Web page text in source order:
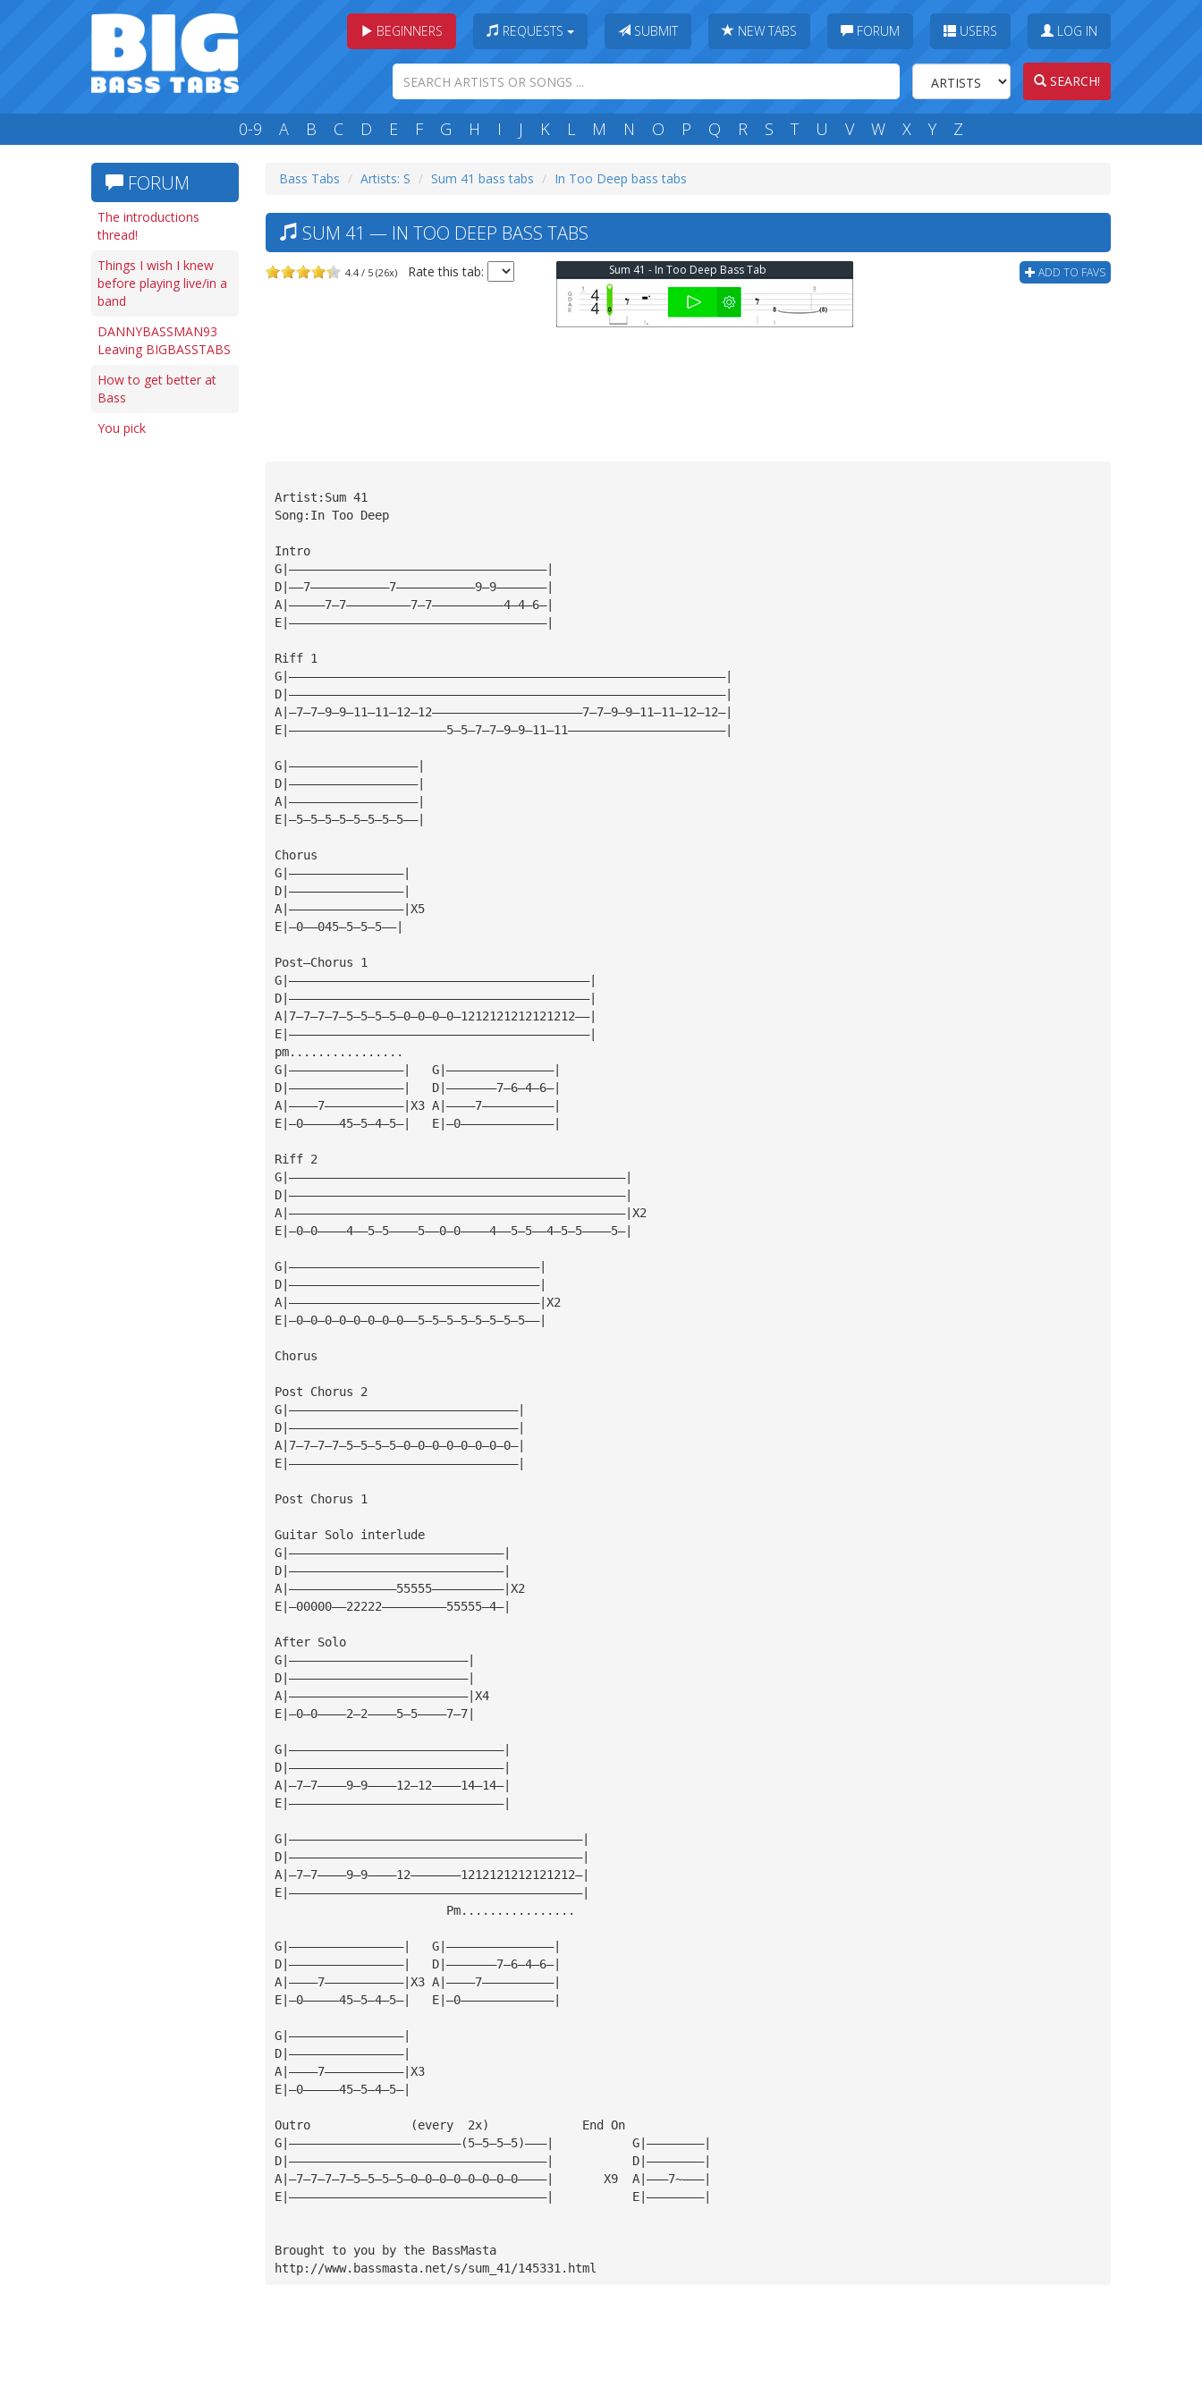
BEGINNERS REQUESTS SUBMIT NEW TABS FORUM USERS LOG IN
SEARCH!
0-9 A B C D E F G H I J K L M N O P Q R S T U V W X Y Z
FORUM
The introductions
thread!
Things I wish I knew
before playing live/in a
band
DANNYBASSMAN93
Leaving BIGBASSTABS
How to get better at
Bass
You pick
Bass Tabs Artists: S Sum 41 bass tabs In Too Deep bass tabs
SUM 41 — IN TOO DEEP BASS TABS
4.4 / 5 (26x) Rate this tab: ADD TO FAVS
Sum 41 - In Too Deep Bass Tab
Artist:Sum 41
Song:In Too Deep
Intro
G|————————————————————————————————————|
D|——7———————————7———————————9—9———————|
A|—————7—7—————————7—7——————————4—4—6—|
E|————————————————————————————————————|
Riff 1
G|—————————————————————————————————————————————————————————————|
D|—————————————————————————————————————————————————————————————|
A|—7—7—9—9—11—11—12—12—————————————————————7—7—9—9—11—11—12—12—|
E|——————————————————————5—5—7—7—9—9—11—11——————————————————————|
G|——————————————————|
D|——————————————————|
A|——————————————————|
E|—5—5—5—5—5—5—5—5——|
Chorus
G|————————————————|
D|————————————————|
A|————————————————|X5
E|—0——045—5—5—5——|
Post—Chorus 1
G|——————————————————————————————————————————|
D|——————————————————————————————————————————|
A|7—7—7—7—5—5—5—5—0—0—0—0—1212121212121212——|
E|——————————————————————————————————————————|
pm................
G|————————————————|   G|———————————————|
D|————————————————|   D|———————7—6—4—6—|
A|————7———————————|X3 A|————7——————————|
E|—0—————45—5—4—5—|   E|—0—————————————|
Riff 2
G|———————————————————————————————————————————————|
D|———————————————————————————————————————————————|
A|———————————————————————————————————————————————|X2
E|—0—0————4——5—5————5——0—0————4——5—5——4—5—5————5—|
G|———————————————————————————————————|
D|———————————————————————————————————|
A|———————————————————————————————————|X2
E|—0—0—0—0—0—0—0—0——5—5—5—5—5—5—5—5——|
Chorus
Post Chorus 2
G|————————————————————————————————|
D|————————————————————————————————|
A|7—7—7—7—5—5—5—5—0—0—0—0—0—0—0—0—|
E|————————————————————————————————|
Post Chorus 1
Guitar Solo interlude
G|——————————————————————————————|
D|——————————————————————————————|
A|———————————————55555——————————|X2
E|—00000——22222—————————55555—4—|
After Solo
G|—————————————————————————|
D|—————————————————————————|
A|—————————————————————————|X4
E|—0—0————2—2————5—5————7—7|
G|——————————————————————————————|
D|——————————————————————————————|
A|—7—7————9—9————12—12————14—14—|
E|——————————————————————————————|
G|—————————————————————————————————————————|
D|—————————————————————————————————————————|
A|—7—7————9—9————12———————1212121212121212—|
E|—————————————————————————————————————————|
                        Pm................
G|————————————————|   G|———————————————|
D|————————————————|   D|———————7—6—4—6—|
A|————7———————————|X3 A|————7——————————|
E|—0—————45—5—4—5—|   E|—0—————————————|
G|————————————————|
D|————————————————|
A|————7———————————|X3
E|—0—————45—5—4—5—|
Outro              (every  2x)             End On
G|————————————————————————(5—5—5—5)———|           G|————————|
D|————————————————————————————————————|           D|————————|
A|—7—7—7—7—5—5—5—5—0—0—0—0—0—0—0—0————|       X9  A|———7~———|
E|————————————————————————————————————|           E|————————|
Brought to you by the BassMasta
http://www.bassmasta.net/s/sum_41/145331.html